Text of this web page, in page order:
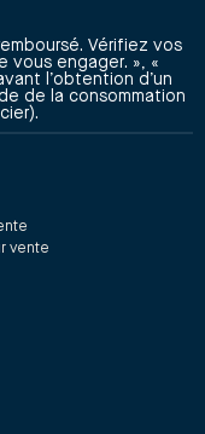
Vérifiez vos
vous engager. », «
l’obtention d’un
de la consommation
vente